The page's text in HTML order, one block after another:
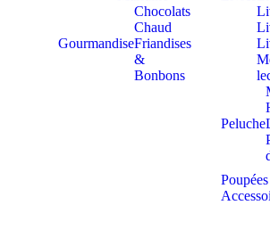
Gourmandise
Chocolats
Chaud
Friandises
&
Bonbons
Peluche